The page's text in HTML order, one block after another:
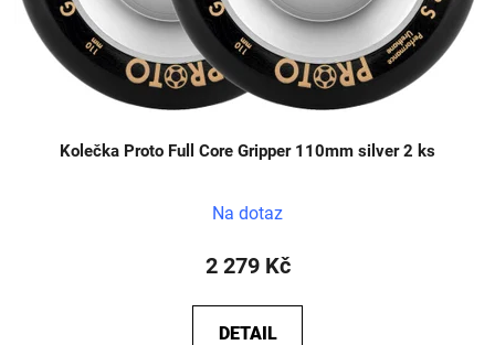
Kolečka Proto Full Core Gripper 110mm silver 2 ks
Na dotaz
2 279 Kč
DETAIL